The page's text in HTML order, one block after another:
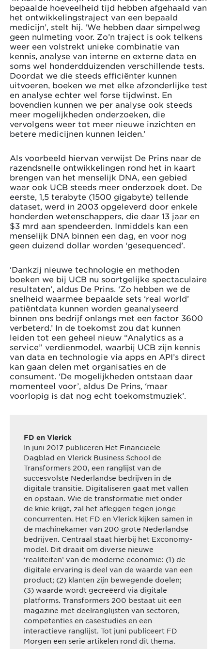
bepaalde hoeveelheid tijd hebben afgehaald van
het ontwikkelingstraject van een bepaald
medicijn’, stelt hij. ‘We hebben daar simpelweg
geen nulmeting voor. Zo’n traject is ook telkens
weer een volstrekt unieke combinatie van
kennis, analyse van interne en externe data en
soms wel honderdduizenden verschillende tests.
Doordat we die steeds efficiënter kunnen
uitvoeren, boeken we met elke afzonderlijke test
en analyse echter wel forse tijdwinst. En
bovendien kunnen we per analyse ook steeds
meer mogelijkheden onderzoeken, die
vervolgens weer tot meer nieuwe inzichten en
betere medicijnen kunnen leiden.’
Als voorbeeld hiervan verwijst De Prins naar de
razendsnelle ontwikkelingen rond het in kaart
brengen van het menselijk DNA, een gebied
waar ook UCB steeds meer onderzoek doet. De
eerste, 1,5 terabyte (1500 gigabyte) tellende
dataset, werd in 2003 opgeleverd door enkele
honderden wetenschappers, die daar 13 jaar en
$3 mrd aan spendeerden. Inmiddels kan een
menselijk DNA binnen een dag, en voor nog
geen duizend dollar worden ‘gesequenced’.
‘Dankzij nieuwe technologie en methoden
boeken we bij UCB nu soortgelijke spectaculaire
resultaten’, aldus De Prins. ‘Zo hebben we de
snelheid waarmee bepaalde sets ‘real world’
patiëntdata kunnen worden geanalyseerd
binnen ons bedrijf onlangs met een factor 3600
verbeterd.’ In de toekomst zou dat kunnen
leiden tot een geheel nieuw “Analytics as a
service” verdienmodel, waarbij UCB zijn kennis
van data en technologie via apps en API’s direct
kan gaan delen met organisaties en de
consument. ‘De mogelijkheden ontstaan daar
momenteel voor’, aldus De Prins, ‘maar
voorlopig is dat nog echt toekomstmuziek’.
FD en Vlerick
In juni 2017 publiceren Het Financieele
Dagblad en Vlerick Business School de
Transformers 200, een ranglijst van de
succesvolste Nederlandse bedrijven in de
digitale transitie. Digitaliseren gaat met vallen
en opstaan. Wie de transformatie niet onder
de knie krijgt, zal het afleggen tegen jonge
concurrenten. Het FD en Vlerick kijken samen in
de machinekamer van 200 grote Nederlandse
bedrijven. Centraal staat hierbij het Exconomy-
model. Dit draait om diverse nieuwe
‘realiteiten’ van de moderne economie: (1) de
digitale ervaring is deel van de waarde van een
product; (2) klanten zijn bewegende doelen;
(3) waarde wordt gecreëerd via digitale
platforms. Transformers 200 bestaat uit een
magazine met deelranglijsten van sectoren,
competenties en casestudies en een
interactieve ranglijst. Tot juni publiceert FD
Morgen een serie artikelen rond dit thema.